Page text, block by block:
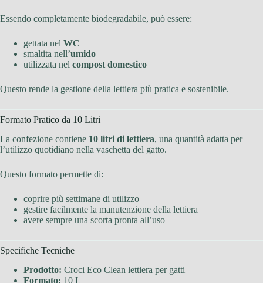
Essendo completamente biodegradabile, può essere:
gettata nel WC
smaltita nell’umido
utilizzata nel compost domestico
Questo rende la gestione della lettiera più pratica e sostenibile.
Formato Pratico da 10 Litri
La confezione contiene 10 litri di lettiera, una quantità adatta per
l’utilizzo quotidiano nella vaschetta del gatto.
Questo formato permette di:
coprire più settimane di utilizzo
gestire facilmente la manutenzione della lettiera
avere sempre una scorta pronta all’uso
Specifiche Tecniche
Prodotto: Croci Eco Clean lettiera per gatti
Formato: 10 L